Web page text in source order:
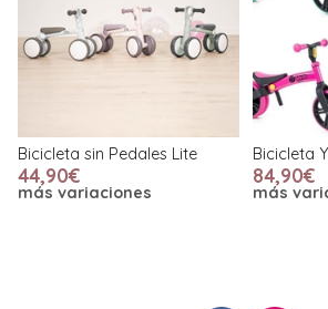
Bicicleta sin Pedales Lite
44,90€
más variaciones
Bicicleta
84,90€
más